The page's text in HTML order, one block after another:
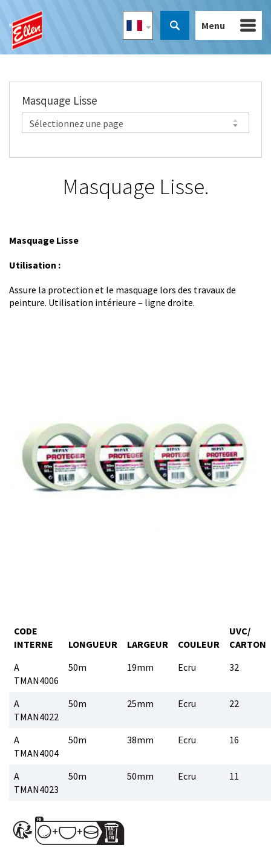
Menu
Masquage Lisse
Masquage Lisse.
Masquage Lisse
Utilisation :
Assure la protection et le masquage lors des travaux de
peinture. Utilisation intérieure – ligne droite.
CODE
INTERNE
LONGUEUR LARGEUR COULEUR
UVC/
CARTON
A
TMAN4006
50m 19mm Ecru 32
A
TMAN4022
50m 25mm Ecru 22
A
TMAN4004
50m 38mm Ecru 16
A
TMAN4023
50m 50mm Ecru 11